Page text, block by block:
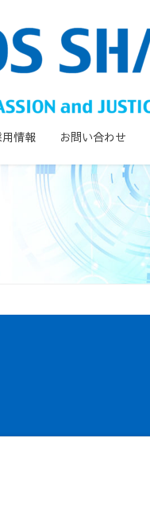
情報 お問い合わせ